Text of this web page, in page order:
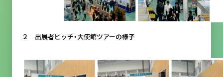
２ 出展者ピッチ・大使館ツアーの様子